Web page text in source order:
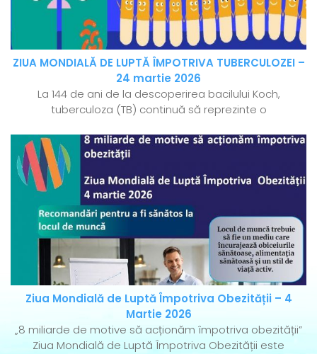
ZIUA MONDIALĂ DE LUPTĂ ÎMPOTRIVA TUBERCULOZEI –
24 martie 2026
La 144 de ani de la descoperirea bacilului Koch,
tuberculoza (TB) continuă să reprezinte o
Ziua Mondială de Luptă Împotriva Obezității – 4
Martie 2026
„8 miliarde de motive să acționăm împotriva obezității”
Ziua Mondială de Luptă Împotriva Obezității este